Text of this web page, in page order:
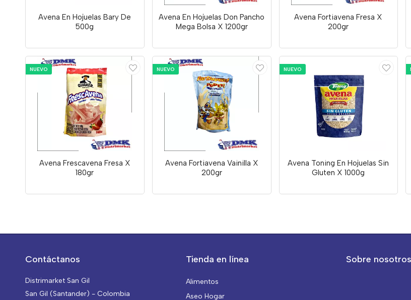
Avena En Hojuelas Bary De
500g
Avena En Hojuelas Don Pancho
Mega Bolsa X 1200gr
Avena Fortiavena Fresa X
200gr
NUEVO
Avena Frescavena Fresa X
180gr
NUEVO
Avena Fortiavena Vainilla X
200gr
NUEVO
Avena Toning En Hojuelas Sin
Gluten X 1000g
Contáctanos
Distrimarket San Gil
San Gil (Santander) - Colombia
Tienda en línea
Alimentos
Aseo Hogar
Sobre nosotros